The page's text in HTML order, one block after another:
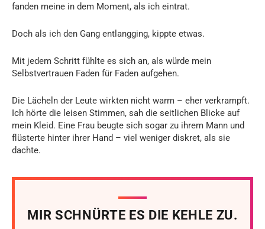
fanden meine in dem Moment, als ich eintrat.
Doch als ich den Gang entlangging, kippte etwas.
Mit jedem Schritt fühlte es sich an, als würde mein
Selbstvertrauen Faden für Faden aufgehen.
Die Lächeln der Leute wirkten nicht warm – eher verkrampft.
Ich hörte die leisen Stimmen, sah die seitlichen Blicke auf
mein Kleid. Eine Frau beugte sich sogar zu ihrem Mann und
flüsterte hinter ihrer Hand – viel weniger diskret, als sie
dachte.
MIR SCHNÜRTE ES DIE KEHLE ZU.